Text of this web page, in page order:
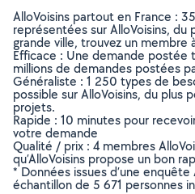
AlloVoisins partout en France :
représentées sur AlloVoisins, du
grande ville, trouvez un membre
Efficace : Une demande postée
millions de demandes postées
Généraliste : 1 250 types de
possible sur AlloVoisins, du plus
projets.
Rapide : 10 minutes pour
votre demande
Qualité / prix : 4 membres
qu’AlloVoisins propose un bon
* Données issues d’une enquête
échantillon de 5 671 personnes